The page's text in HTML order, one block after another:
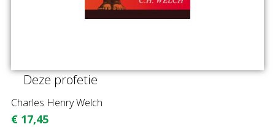
Deze profetie
Charles Henry Welch
€ 17,45